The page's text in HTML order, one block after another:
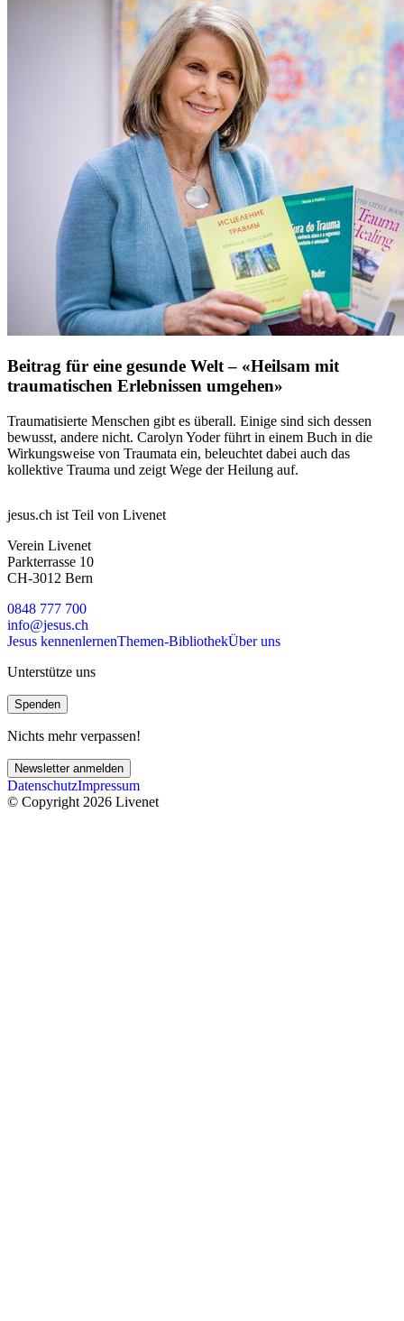
Beitrag für eine gesunde Welt – «Heilsam mit
traumatischen Erlebnissen umgehen»
Traumatisierte Menschen gibt es überall. Einige sind sich dessen
bewusst, andere nicht. Carolyn Yoder führt in einem Buch in die
Wirkungsweise von Traumata ein, beleuchtet dabei auch das
kollektive Trauma und zeigt Wege der Heilung auf.
jesus.ch ist Teil von Livenet
Verein Livenet
Parkterrasse 10
CH-3012 Bern
0848 777 700
info@jesus.ch
Jesus kennenlernenThemen-BibliothekÜber uns
Unterstütze uns
Spenden
Nichts mehr verpassen!
Newsletter anmelden
DatenschutzImpressum
© Copyright 2026 Livenet